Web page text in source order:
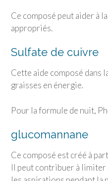
Ce composé peut aider à
appropriés.
Sulfate de cuivre
Cette aide composé dans
graisses en énergie.
Pour la formule de nuit,
glucomannane
Ce composé est créé à
Il peut contribuer à